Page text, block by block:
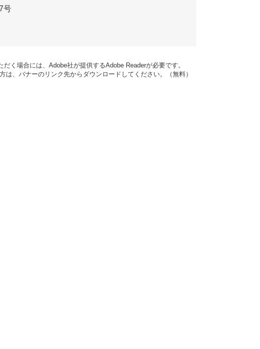
号
く場合には、Adobe社が提供するAdobe Readerが必要です。
は、バナーのリンク先からダウンロードしてください。（無料）